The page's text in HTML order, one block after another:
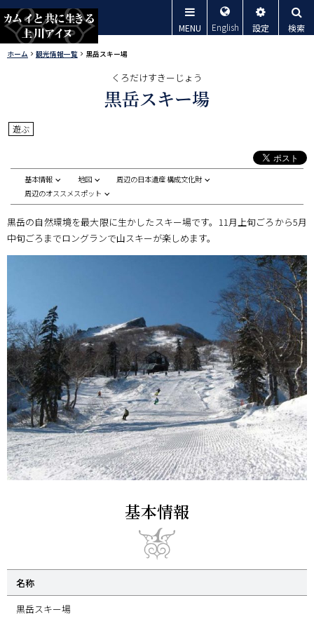
本
文
へ
ー
カムイと共
川アイヌ
メ
MENU English 設定 検索
置
の
層
ホーム 観光情報一覧 黒岳スキー場
くろだけすきーじょう
黒岳スキー場
遊ぶ
ー
ジ
内
基本情報 地図
周辺の日本遺産 構成文化財
周辺のオススメスポット
黒岳の自然環境を最大限に生かしたスキー場です。11月上旬ごろから5月
中旬ごろまでロングランで山スキーが楽しめます。
基本情報
名称
黒岳スキー場